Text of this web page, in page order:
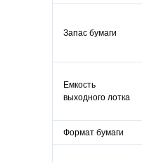
Запас бумаги
Емкость
выходного лотка
Формат бумаги